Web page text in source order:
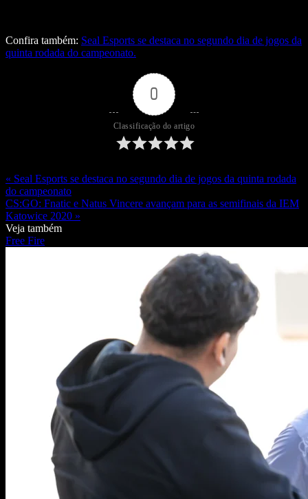
Confira também: Seal Esports se destaca no segundo dia de jogos da
quinta rodada do campeonato.
0
Classificação do artigo
« Seal Esports se destaca no segundo dia de jogos da quinta rodada
do campeonato
CS:GO: Fnatic e Natus Vincere avançam para as semifinais da IEM
Katowice 2020 »
Veja também
Free Fire